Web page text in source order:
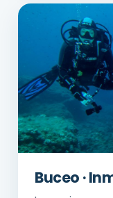
Buceo ·